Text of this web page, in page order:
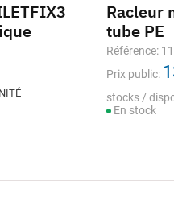
Racleur
tube PE
Référence:
Prix public:
stocks /
En stock